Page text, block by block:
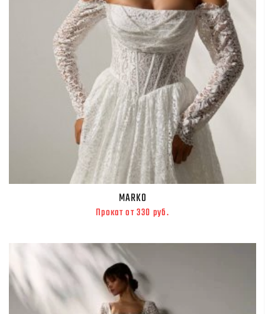
MARKO
Прокат от 330 руб.